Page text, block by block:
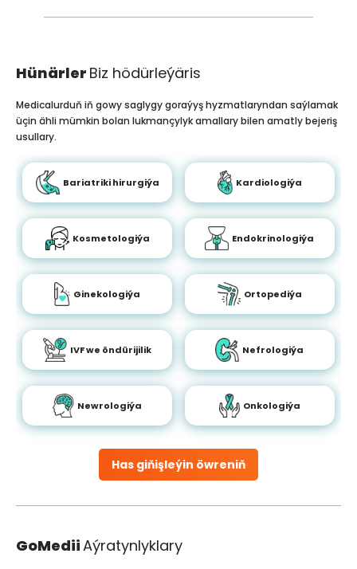
Hünärler Biz hödürleýäris
Has giňişleýin öwreniň
Medicalurduň iň gowy saglygy goraýyş hyzmatlaryndan saýlamak
üçin ähli mümkin bolan lukmançylyk amallary bilen amatly bejeriş
usullary.
Bariatriki hirurgiýa Kardiologiýa
Kosmetologiýa Endokrinologiýa
Ginekologiýa Ortopediýa
IVF we öndürijilik Nefrologiýa
Newrologiýa Onkologiýa
GoMediiAýratynlyklary